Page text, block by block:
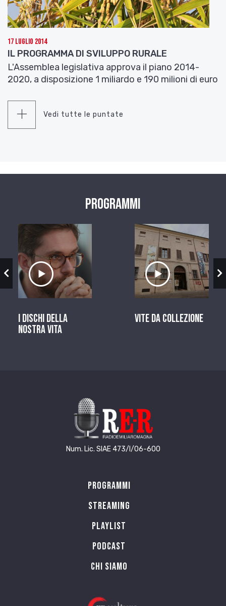
17 Luglio 2014
IL PROGRAMMA DI SVILUPPO RURALE
L'Assemblea legislativa approva il piano 2014-
2020, a disposizione 1 miliardo e 190 milioni di euro
Vedi tutte le puntate
Programmi
Ascolta il servizio
I dischi della
nostra vita
Ascolta il
Vite da Collezione
Num. Lic. SIAE 473/I/06-600
Programmi
Streaming
Playlist
PODCAST
Chi siamo